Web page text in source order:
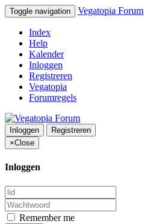
Toggle navigation Vegatopia Forum
Index
Help
Kalender
Inloggen
Registreren
Vegatopia
Forumregels
Inloggen
Registreren
×Close
Inloggen
Remember me